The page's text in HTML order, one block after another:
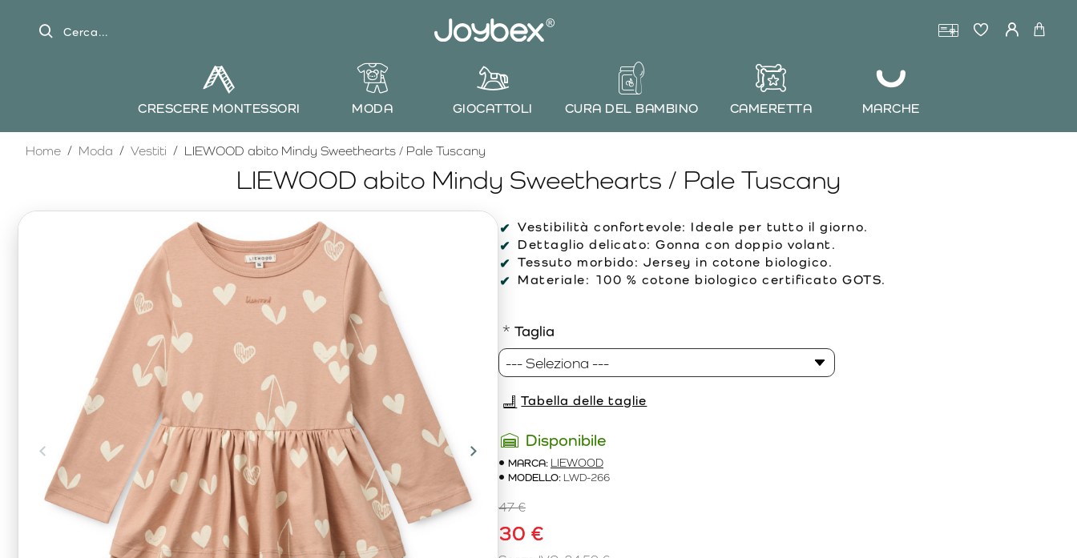
Cerca...
CRESCERE MONTESSORI MODA GIOCATTOLI CURA DEL BAMBINO CAMERETTA MARCHE
LIEWOOD abito Mindy Sweethearts / Pale Tuscany
HomehomeModa Vestiti LIEWOOD abito Mindy Sweethearts / Pale Tuscany
Vestibilità confortevole: Ideale per tutto il giorno.
Dettaglio delicato: Gonna con doppio volant.
Tessuto morbido: Jersey in cotone biologico.
Materiale: 100 % cotone biologico certificato GOTS.
Disponibile
MARCA: LIEWOOD
MODELLO: LWD-266
30 €
47 €
Taglia
Tabella delle taglie